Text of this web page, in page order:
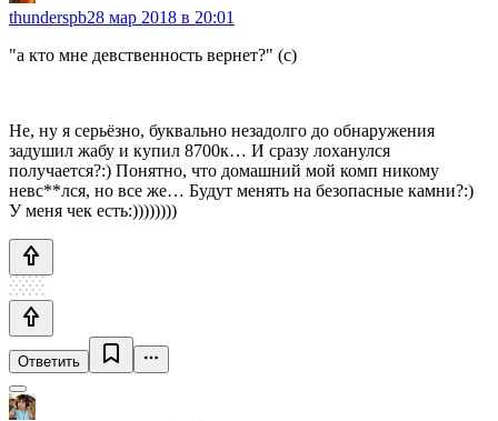
thunderspb28 мар 2018 в 20:01
"а кто мне девственность вернет?" (с)
Не, ну я серьёзно, буквально незадолго до обнаружения
задушил жабу и купил 8700к… И сразу лоханулся
получается?:) Понятно, что домашний мой комп никому
невс**лся, но все же… Будут менять на безопасные камни?:)
У меня чек есть:))))))))
Ответить